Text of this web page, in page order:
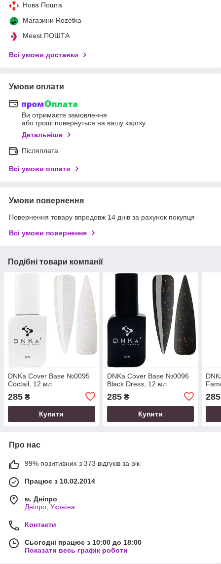
Нова Пошта
Магазини Rozetka
Meest ПОШТА
Всі умови доставки
Умови оплати
Ви отримаєте замовлення
або гроші повернуться на вашу картку
Детальніше
Післяплата
Всі умови оплати
Умови повернення
Повернення товару впродовж 14 днів за рахунок покупця
Всі умови повернення
Подібні товари компанії
DNKa Cover Base №0095
Coctail, 12 мл
285 ₴
Купити
DNKa Cover Base №0096
Black Dress, 12 мл
285₴
Купити
285
Про нас
99% позитивних з 373 відгуків за рік
Працює з 10.02.2014
м. Дніпро
Дніпро, Україна
Контакти
Сьогодні працює з 10:00 до 18:00
Показати весь графік роботи